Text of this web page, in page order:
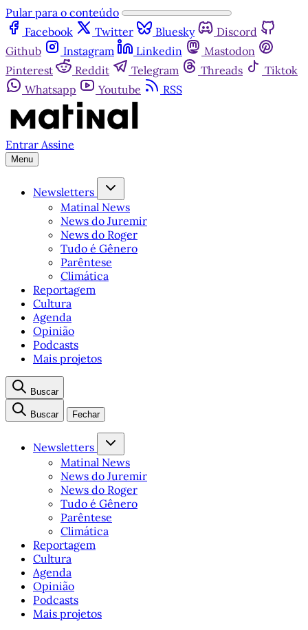
Pular para o conteúdo
Facebook
Twitter Bluesky
Discord
Github
Instagram Linkedin
Mastodon
Pinterest
Reddit Telegram Threads
Tiktok
Whatsapp
Youtube RSS
Entrar Assine
Menu
Newsletters
Matinal News
News do Juremir
News do Roger
Tudo é Gênero
Parêntese
Climática
Reportagem
Cultura
Agenda
Opinião
Podcasts
Mais projetos
Buscar
Buscar Fechar
Newsletters
Matinal News
News do Juremir
News do Roger
Tudo é Gênero
Parêntese
Climática
Reportagem
Cultura
Agenda
Opinião
Podcasts
Mais projetos